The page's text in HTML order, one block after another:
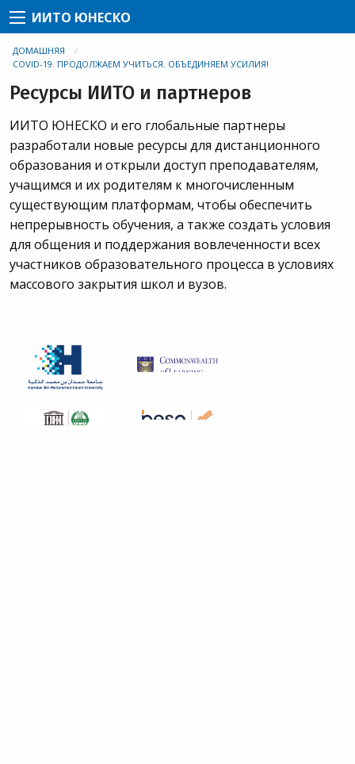
ИИТО ЮНЕСКО
ДОМАШНЯЯ
COVID-19. ПРОДОЛЖАЕМ УЧИТЬСЯ. ОБЪЕДИНЯЕМ УСИЛИЯ!
Ресурсы ИИТО и партнеров
ИИТО ЮНЕСКО и его глобальные партнеры
разработали новые ресурсы для дистанционного
образования и открыли доступ преподавателям,
учащимся и их родителям к многочисленным
существующим платформам, чтобы обеспечить
непрерывность обучения, а также создать условия
для общения и поддержания вовлеченности всех
участников образовательного процесса в условиях
массового закрытия школ и вузов.